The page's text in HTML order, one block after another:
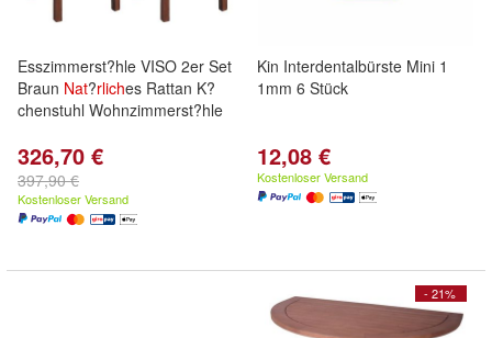
Esszimmerst?hle VISO 2er Set
Braun Nat?rliches Rattan K?
chenstuhl Wohnzimmerst?hle
326,70 €
397,90 €
Kostenloser Versand
Kin Interdentalbürste Mini 1
1mm 6 Stück
12,08 €
Kostenloser Versand
- 21%